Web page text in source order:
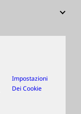
Impostazioni
Dei Cookie